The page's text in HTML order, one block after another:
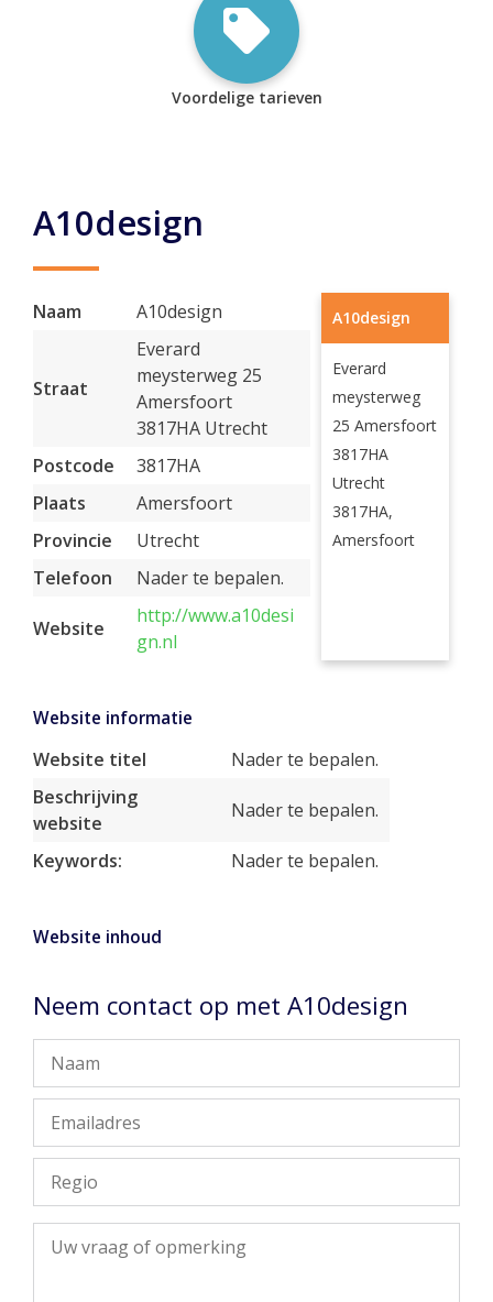
Voordelige tarieven
A10design
Naam A10design
Straat
Everard
meysterweg 25
Amersfoort
3817HA Utrecht
Postcode
3817HA
Plaats
Amersfoort
Provincie
Utrecht
Telefoon
Nader te bepalen.
Website
http://www.a10desi
gn.nl
A10design
Everard
meysterweg
25 Amersfoort
3817HA
Utrecht
3817HA,
Amersfoort
Website informatie
Website titel
Nader te bepalen.
Beschrijving
website
Nader te bepalen.
Keywords: Nader te bepalen.
Website inhoud
Neem contact op met A10design